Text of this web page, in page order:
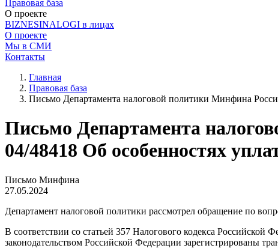
Правовая база
О проекте
BIZNESINALOGI в лицах
О проекте
Мы в СМИ
Контакты
Главная
Правовая база
Письмо Департамента налоговой политики Минфина
Письмо Департамента
04/48418 Об особенностях
Письмо Минфина
27.05.2024
Департамент налоговой политики рассмотрел обращение по
В соответствии со статьей 357 Налогового кодекса Российской
законодательством Российской Федерации зарегистрированы